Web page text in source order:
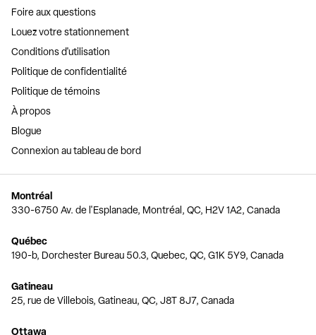
Foire aux questions
Louez votre stationnement
Conditions d'utilisation
Politique de confidentialité
Politique de témoins
À propos
Blogue
Connexion au tableau de bord
Montréal
330-6750 Av. de l'Esplanade, Montréal, QC, H2V 1A2, Canada
Québec
190-b, Dorchester Bureau 50.3, Quebec, QC, G1K 5Y9, Canada
Gatineau
25, rue de Villebois, Gatineau, QC, J8T 8J7, Canada
Ottawa